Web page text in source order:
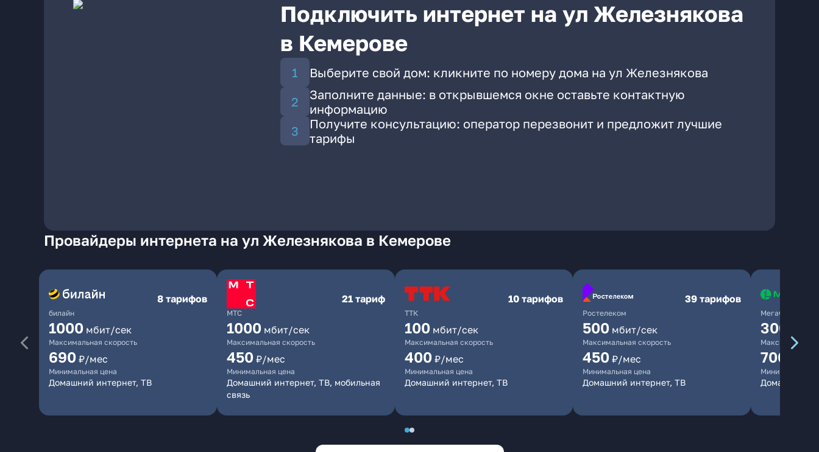
Подключить интернет на ул Железнякова
в Кемерове
Выберите свой дом: кликните по номеру дома на ул Железнякова
Заполните данные: в открывшемся окне оставьте контактную
информацию
Получите консультацию: оператор перезвонит и предложит лучшие
тарифы
Провайдеры интернета на ул Железнякова в Кемерове
билайн
8 тарифов
1000 мбит/сек
Максимальная скорость
690 ₽/мес
Минимальная цена
Домашний интернет, ТВ
МТС
21 тариф
1000 мбит/сек
Максимальная скорость
450 ₽/мес
Минимальная цена
Домашний интернет, ТВ, мобильная
связь
ТТК
10 тарифов
100 мбит/сек
Максимальная скорость
400 ₽/мес
Минимальная цена
Домашний интернет, ТВ
Ростелеком
39 тарифов
500 мбит/сек
Максимальная скорость
450 ₽/мес
Минимальная цена
Домашний интернет, ТВ
МегаФон
300
Максимальная
700
Минимальная
Домашний